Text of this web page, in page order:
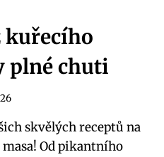
kuřecího
plné chuti
skvělých receptů na
Od pikantního